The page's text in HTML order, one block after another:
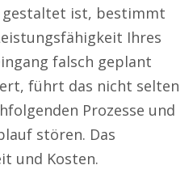
gestaltet ist, bestimmt
Ihres
falsch geplant
führt das nicht selten
Prozesse und
stören. Das
und Kosten.